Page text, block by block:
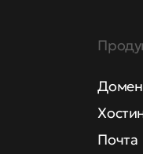
Почта